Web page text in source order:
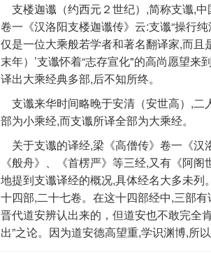
支楼迦谶（约西元２世纪）,简称支谶,中
卷一《汉洛阳支楼迦谶传》云:支谶“操行
仅是一位大乘般若学者和著名翻译家,而
末年）’支谶怀着“志存宣化"的高尚愿望
译出大乘经典多部,后不知所终。
支谶来华时间略晚于安清（安世高）,二
部为小乘经,而支谶所译全部为大乘经。
关于支谶的译经,梁《高僧传》卷一《汉
《般舟》、《首楞严》等三经,又有《阿
地提到支谶译经的概况,具体经名大多未
十四部,二十七卷。在这十四部经中,三部
晋代道安辨认出来的，但道安也不敢完全
出”之论。因为道安德高望重,学识渊博,所